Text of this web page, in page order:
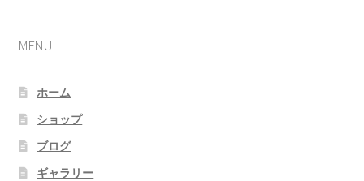
MENU
ホーム
ショップ
ブログ
ギャラリー